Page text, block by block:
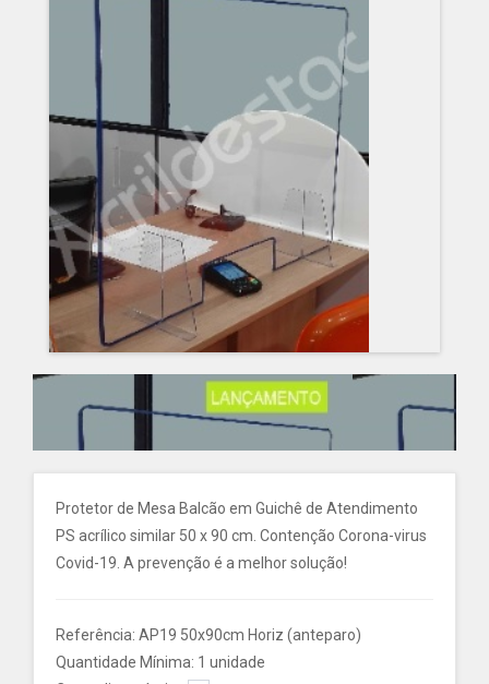
Protetor de Mesa Balcão em Guichê de Atendimento
PS acrílico similar 50 x 90 cm. Contenção Corona-virus
Covid-19. A prevenção é a melhor solução!
Referência: AP19 50x90cm Horiz (anteparo)
Quantidade Mínima: 1 unidade